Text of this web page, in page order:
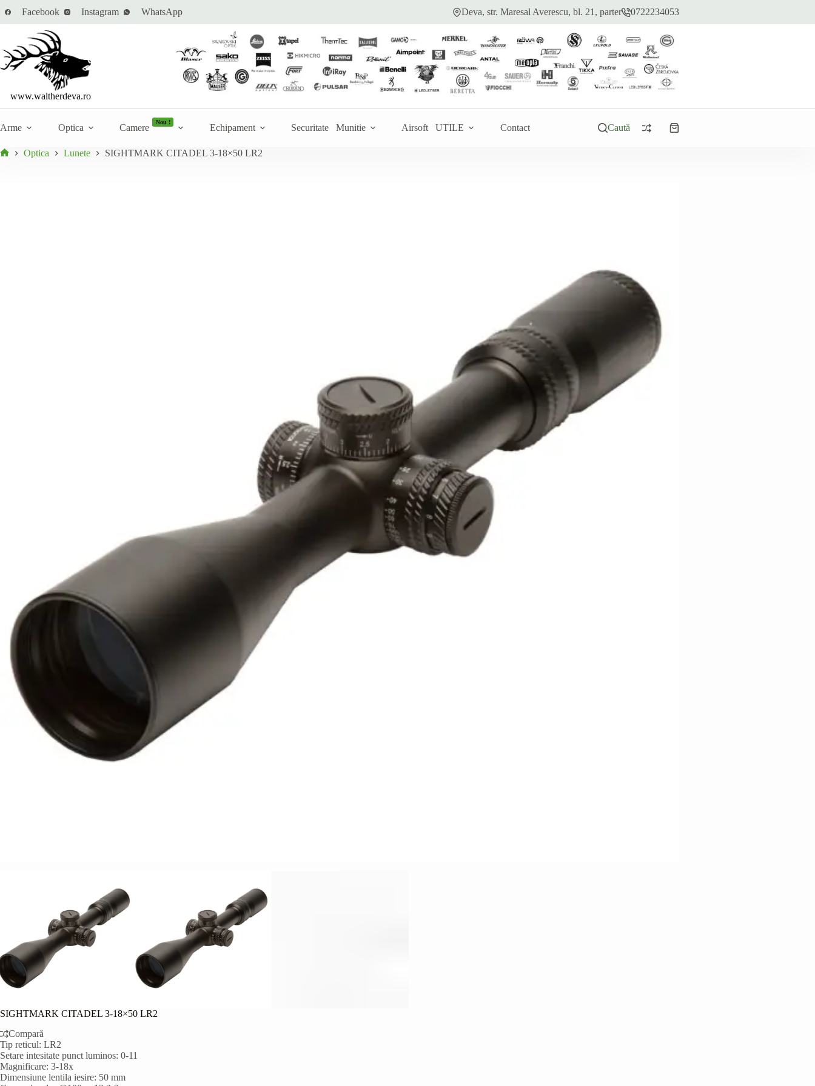
la
conținut
SIGHTMARK CITADEL 3-18×50 LR2
În stoc
Cantitate
SIGHTMARK
18x50
LR2
Facebook Instagram WhatsApp Deva, str. Maresal Averescu, bl. 21, parter 0722234053
www.waltherdeva.ro
Arme Optica Camere
Nou !
Echipament Securitate Munitie Airsoft UTILE Contact Caută
Coș
Optica Lunete SIGHTMARK CITADEL 3-18×50 LR2
SIGHTMARK CITADEL 3-18×50 LR2
Compară
Tip reticul: LR2
Setare intesitate punct luminos: 0-11
Magnificare: 3-18x
Dimensiune lentila iesire: 50 mm